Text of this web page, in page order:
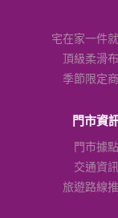
宅在家一件
頂級柔滑
季節限定
門市資
門市據點
交通資訊
旅遊路線